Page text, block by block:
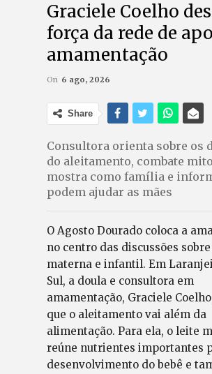
Graciele Coelho
força da rede de
amamentação
On 6 ago, 2026
Share
Consultora orienta sobre os
do aleitamento, combate
mostra como família e
podem ajudar as mães
O Agosto Dourado coloca a
no centro das discussões
materna e infantil. Em
Sul, a doula e consultora em
amamentação, Graciele
que o aleitamento vai além da
alimentação. Para ela, o leite
reúne nutrientes importantes
desenvolvimento do bebê e